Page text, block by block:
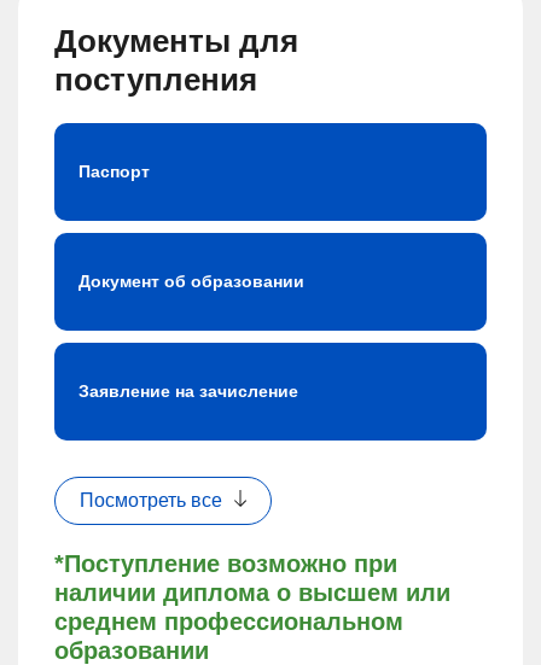
Документы для
поступления
*Поступление возможно при
наличии диплома о высшем или
среднем профессиональном
образовании
Паспорт
Документ об образовании
Заявление на зачисление
Посмотреть все